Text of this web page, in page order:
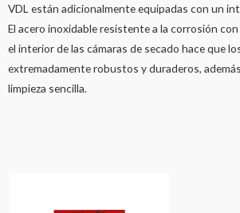
VDL están adicionalmente equipadas con un
El acero inoxidable resistente a la corrosión
el interior de las cámaras de secado hace que
extremadamente robustos y duraderos,
limpieza sencilla.